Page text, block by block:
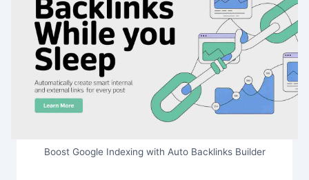
Boost Google Indexing with Auto Backlinks Builder